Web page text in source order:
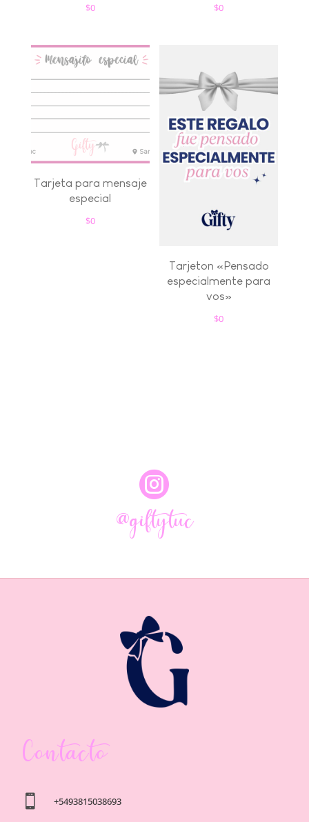
$0 $0
Tarjeta para mensaje
especial
$0
Tarjeton «Pensado
especialmente para
vos»
$0

@giftytuc
Contacto
 +5493815038693